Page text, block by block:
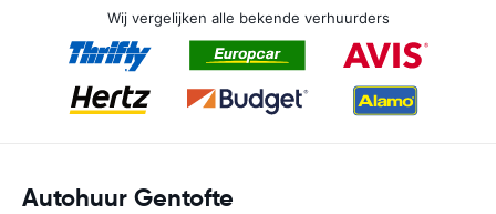
Wij vergelijken alle bekende verhuurders
Autohuur Gentofte